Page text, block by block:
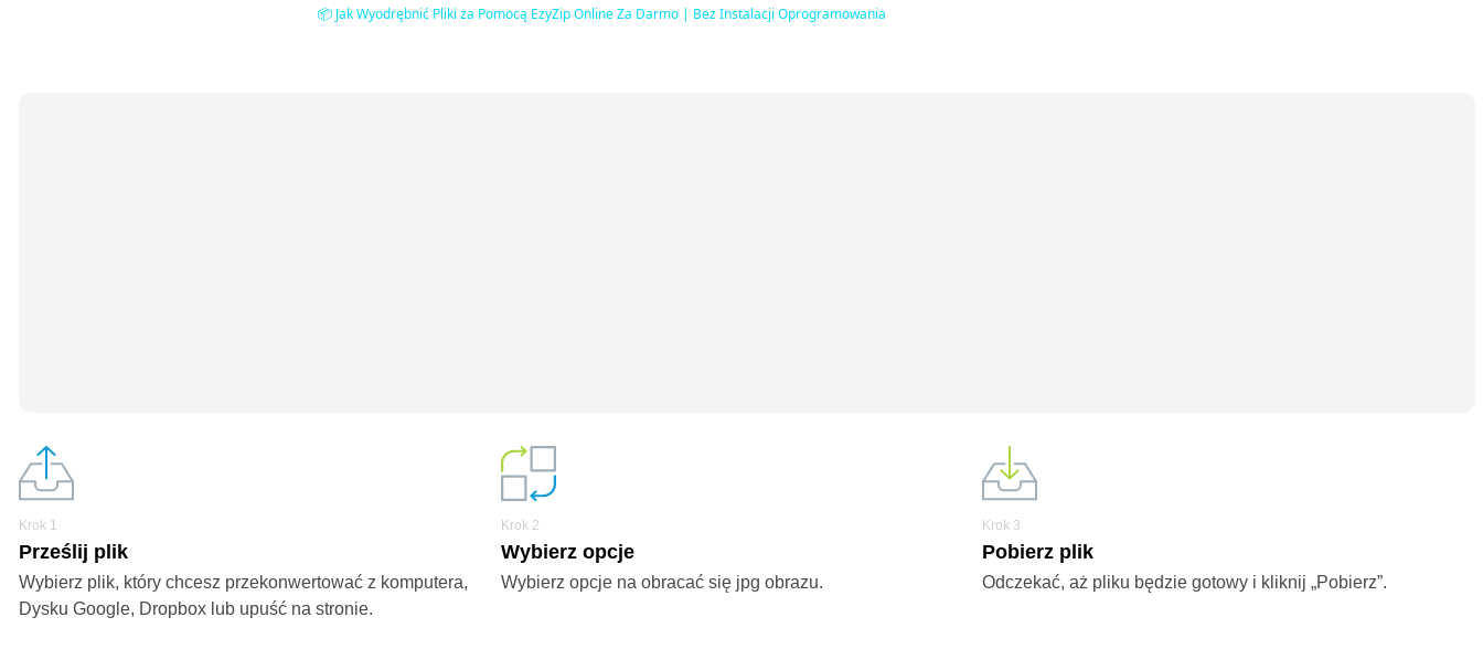
📦 Jak Wyodrębnić Pliki za Pomocą EzyZip Online Za Darmo | Bez Instalacji Oprogramowania
Krok 1
Prześlij plik
Wybierz plik, który chcesz przekonwertować z komputera,
Dysku Google, Dropbox lub upuść na stronie.
Krok 2
Wybierz opcje
Wybierz opcje na obracać się jpg obrazu.
Krok 3
Pobierz plik
Odczekać, aż pliku będzie gotowy i kliknij „Pobierz”.